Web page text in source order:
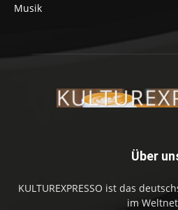
Musik
Über
KULTUREXPRESSO ist das
im